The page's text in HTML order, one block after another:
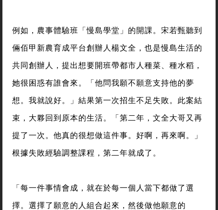
例如，農事體驗班「慢島學堂」的開課。宋若甄聽到
倆佰甲新農育成平台創辦人楊文全，也是慢島生活的
共同創辦人，提出想要開班帶都市人種菜、種水稻，
她很困惑有誰會來。「他問我願不願意支持他的夢
想。我就說好。」結果第一次招生不足失敗。此案結
束，大夥回到原本的生活。「第二年，文全大哥又再
提了一次。他真的很想做這件事。好啊，再來啊。」
根據失敗經驗調整課程，第二年就成了。
「每一件事情會成，就在於每一個人當下都做了選
擇。選擇了願意的人組合起來，然後做他願意的